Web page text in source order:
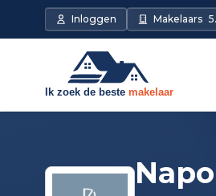
Direct naar de inhoud
Inloggen Makelaars